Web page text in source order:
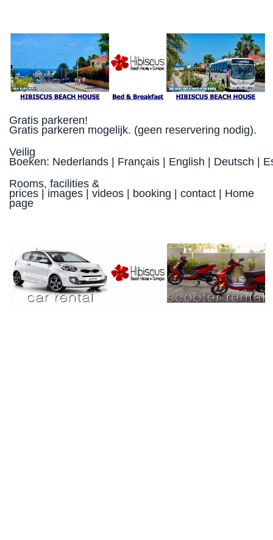
Gratis parkeren!
Gratis parkeren mogelijk. (geen reservering nodig).
Veilig
Boeken: Nederlands | Français | English | Deutsch |
Rooms, facilities &
prices | images | videos | booking | contact | Home
page